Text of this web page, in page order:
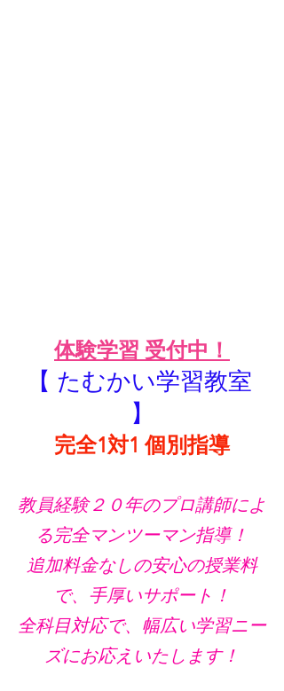
体験学習 受付中！
【 たむかい学習教室
】
完全1対1 個別指導
教員経験２０年のプロ講師によ
る完全マンツーマン指導！
追加料金なしの安心の授業料
で、手厚いサポート！
全科目対応で、幅広い学習ニー
ズにお応えいたします！